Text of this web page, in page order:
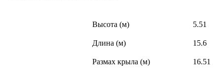
Высота (м) 5.51
Длина (м) 15.6
Размах крыла (м) 16.51